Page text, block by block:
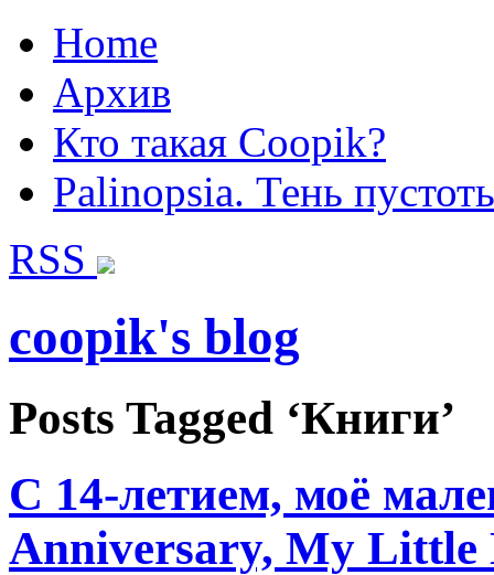
Home
Архив
Кто такая Coopik?
Palinopsia. Тень
RSS
coopik's blog
Posts Tagged ‘Книги’
С 14-летием, моё
Anniversary, My Little